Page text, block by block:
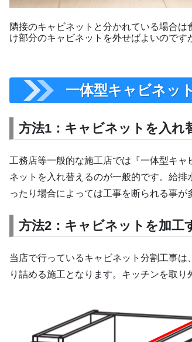
隣接のキャビネットと分かれている場合は
け部分のキャビネットを外せばよいのです
一体型キャビネッ
方法1：キャビネットを入れ
工務店等一般的な施工店では『一体型キ
ネットを入れ替えるのが一般的です。給
ったり場合によっては工事を断られる事が
方法2：キャビネットを加工
当店で行っているキャビネット分割工事
り詰める施工となります。キッチンを取